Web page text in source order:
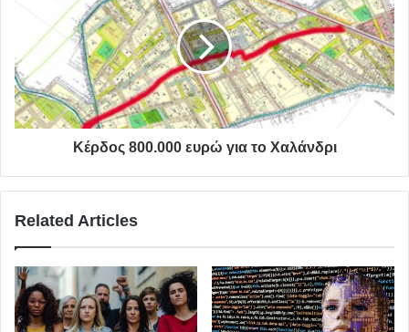
ανέχονταν, συγκάλυπταν η έδιναν εντολές για να
συνεχίζεται επί χρόνια η ληστεία των πολιτών».
Κέρδος 800.000 ευρώ για το Χαλάνδρι
Related Articles